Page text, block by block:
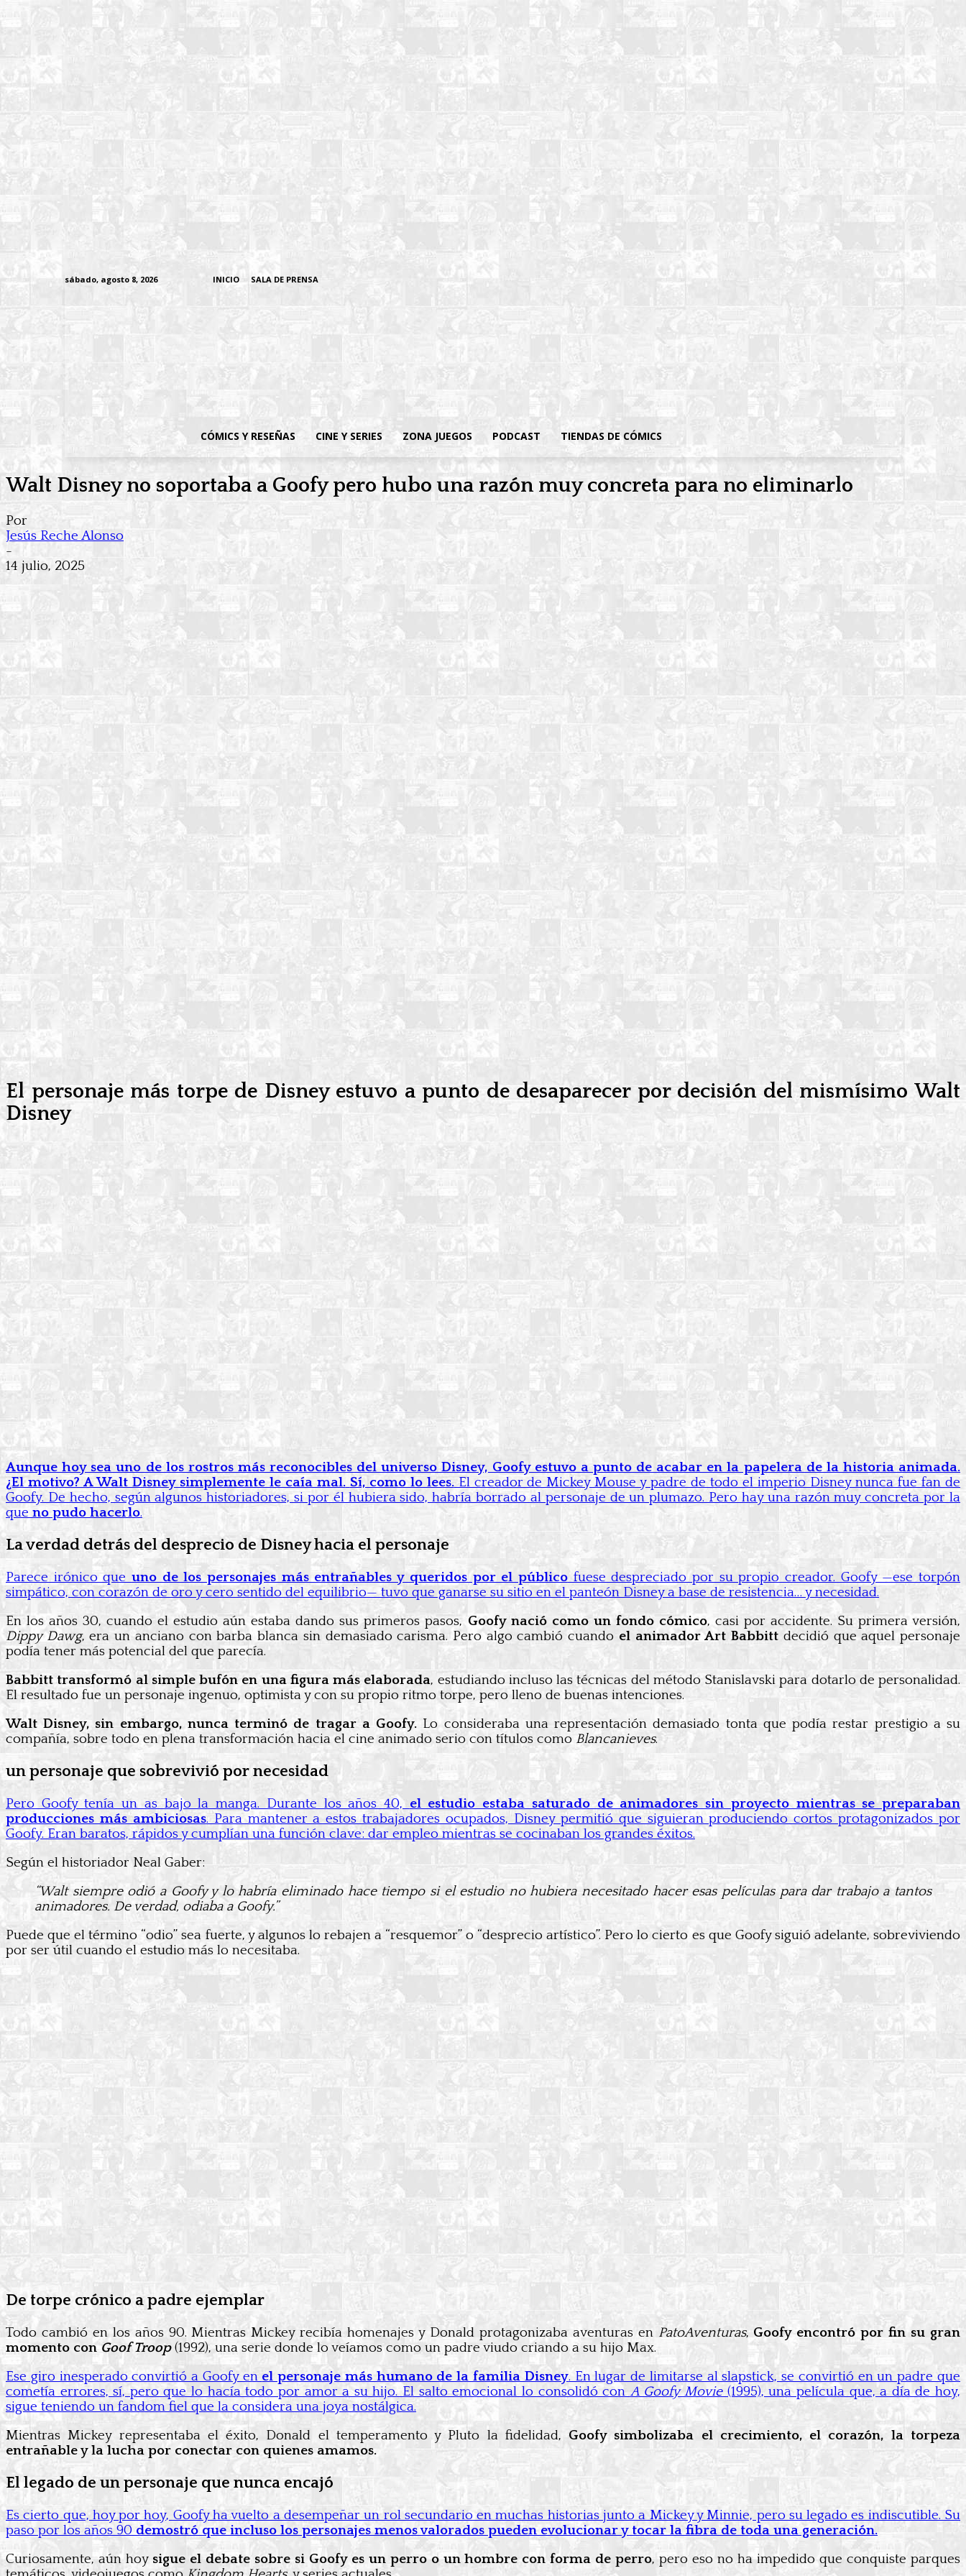
sábado, agosto 8, 2026 INICIO SALA DE PRENSA
CÓMICS Y RESEÑAS CINE Y SERIES ZONA JUEGOS PODCAST TIENDAS DE CÓMICS
Walt Disney no soportaba a Goofy pero hubo una razón muy concreta para no eliminarlo
Por
Jesús Reche Alonso
-
14 julio, 2025
El personaje más torpe de Disney estuvo a punto de desaparecer por decisión del mismísimo Walt
Disney
Aunque hoy sea uno de los rostros más reconocibles del universo Disney, Goofy estuvo a punto de acabar en la papelera de la historia animada.
¿El motivo? A Walt Disney simplemente le caía mal. Sí, como lo lees.El creador de Mickey Mouse y padre de todo el imperio Disney nunca fue fan de
Goofy. De hecho, según algunos historiadores, si por él hubiera sido, habría borrado al personaje de un plumazo. Pero hay una razón muy concreta por la
que no pudo hacerlo.
La verdad detrás del desprecio de Disney hacia el personaje
Parece irónico queuno de los personajes más entrañables y queridos por el públicofuese despreciado por su propio creador. Goofy —ese torpón
simpático, con corazón de oro y cero sentido del equilibrio— tuvo que ganarse su sitio en el panteón Disney a base de resistencia… y necesidad.
En los años 30, cuando el estudio aún estaba dando sus primeros pasos, Goofy nació como un fondo cómico, casi por accidente. Su primera versión,
Dippy Dawg, era un anciano con barba blanca sin demasiado carisma. Pero algo cambió cuando el animador Art Babbitt decidió que aquel personaje
podía tener más potencial del que parecía.
Babbitt transformó al simple bufón en una figura más elaborada, estudiando incluso las técnicas del método Stanislavski para dotarlo de personalidad.
El resultado fue un personaje ingenuo, optimista y con su propio ritmo torpe, pero lleno de buenas intenciones.
Walt Disney, sin embargo, nunca terminó de tragar a Goofy. Lo consideraba una representación demasiado tonta que podía restar prestigio a su
compañía, sobre todo en plena transformación hacia el cine animado serio con títulos como Blancanieves.
un personaje que sobrevivió por necesidad
Pero Goofy tenía un as bajo la manga. Durante los años 40, el estudio estaba saturado de animadores sin proyecto mientras se preparaban
producciones más ambiciosas. Para mantener a estos trabajadores ocupados, Disney permitió que siguieran produciendo cortos protagonizados por
Goofy. Eran baratos, rápidos y cumplían una función clave: dar empleo mientras se cocinaban los grandes éxitos.
Según el historiador Neal Gaber:
“Walt siempre odió a Goofy y lo habría eliminado hace tiempo si el estudio no hubiera necesitado hacer esas películas para dar trabajo a tantos
animadores. De verdad, odiaba a Goofy.”
Puede que el término “odio” sea fuerte, y algunos lo rebajen a “resquemor” o “desprecio artístico”. Pero lo cierto es que Goofy siguió adelante, sobreviviendo
por ser útil cuando el estudio más lo necesitaba.
De torpe crónico a padre ejemplar
Todo cambió en los años 90. Mientras Mickey recibía homenajes y Donald protagonizaba aventuras en PatoAventuras, Goofy encontró por fin su gran
momento con Goof Troop(1992), una serie donde lo veíamos como un padre viudo criando a su hijo Max.
Ese giro inesperado convirtió a Goofy en el personaje más humano de la familia Disney. En lugar de limitarse al slapstick, se convirtió en un padre que
cometía errores, sí, pero que lo hacía todo por amor a su hijo. El salto emocional lo consolidó conA Goofy Movie(1995), una película que, a día de hoy,
sigue teniendo un fandom fiel que la considera una joya nostálgica.
Mientras Mickey representaba el éxito, Donald el temperamento y Pluto la fidelidad,Goofy simbolizaba el crecimiento, el corazón, la torpeza
entrañable y la lucha por conectar con quienes amamos.
El legado de un personaje que nunca encajó
Es cierto que, hoy por hoy, Goofy ha vuelto a desempeñar un rol secundario en muchas historias junto a Mickey y Minnie, pero su legado es indiscutible. Su
paso por los años 90 demostró que incluso los personajes menos valorados pueden evolucionar y tocar la fibra de toda una generación.
Curiosamente, aún hoy sigue el debate sobre si Goofy es un perro o un hombre con forma de perro, pero eso no ha impedido que conquiste parques